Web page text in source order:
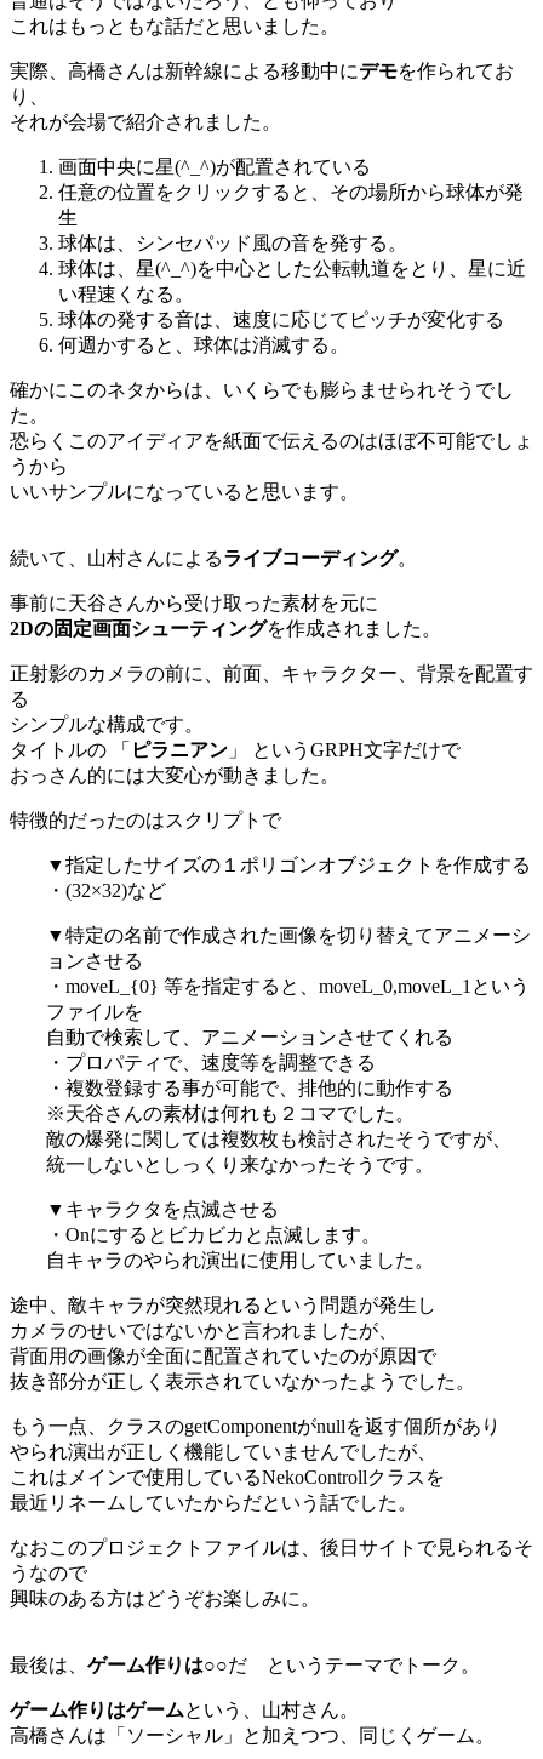
これはもっともな話だと思いました。
実際、高橋さんは新幹線による移動中にデモを作られてお
り、
それが会場で紹介されました。
画面中央に星(^_^)が配置されている
任意の位置をクリックすると、その場所から球体が発
生
球体は、シンセパッド風の音を発する。
球体は、星(^_^)を中心とした公転軌道をとり、星に近
い程速くなる。
球体の発する音は、速度に応じてピッチが変化する
何週かすると、球体は消滅する。
確かにこのネタからは、いくらでも膨らませられそうでし
た。
恐らくこのアイディアを紙面で伝えるのはほぼ不可能でしょ
うから
いいサンプルになっていると思います。
続いて、山村さんによるライブコーディング。
事前に天谷さんから受け取った素材を元に
2Dの固定画面シューティングを作成されました。
正射影のカメラの前に、前面、キャラクター、背景を配置す
る
シンプルな構成です。
タイトルの 「 ピラニアン 」 というGRPH文字だけで
おっさん的には大変心が動きました。
特徴的だったのはスクリプトで
▼指定したサイズの１ポリゴンオブジェクトを作成する
・(32×32)など
▼特定の名前で作成された画像を切り替えてアニメーシ
ョンさせる
・moveL_{0} 等を指定すると、moveL_0,moveL_1という
ファイルを
自動で検索して、アニメーションさせてくれる
・プロパティで、速度等を調整できる
・複数登録する事が可能で、排他的に動作する
※天谷さんの素材は何れも２コマでした。
敵の爆発に関しては複数枚も検討されたそうですが、
統一しないとしっくり来なかったそうです。
▼キャラクタを点滅させる
・Onにするとビカビカと点滅します。
自キャラのやられ演出に使用していました。
途中、敵キャラが突然現れるという問題が発生し
カメラのせいではないかと言われましたが、
背面用の画像が全面に配置されていたのが原因で
抜き部分が正しく表示されていなかったようでした。
もう一点、クラスのgetComponentがnullを返す個所があり
やられ演出が正しく機能していませんでしたが、
これはメインで使用しているNekoControllクラスを
最近リネームしていたからだという話でした。
なおこのプロジェクトファイルは、後日サイトで見られるそ
うなので
興味のある方はどうぞお楽しみに。
最後は、 ゲーム作りは○○だ というテーマでトーク。
ゲーム作りはゲームという、山村さん。
高橋さんは「ソーシャル」と加えつつ、同じくゲーム。